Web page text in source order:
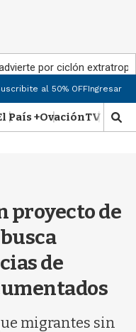
por ciclón
al 50% OFFIngresar
País +OvaciónTV Show
M
o
r
b
proyecto de
de
migrantes sin